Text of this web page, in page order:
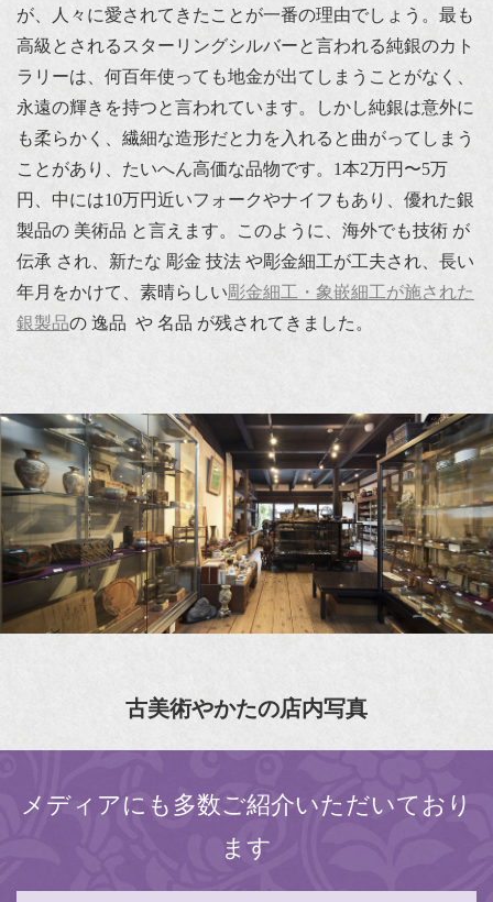
が、人々に愛されてきたことが一番の理由でしょう。最も
高級とされるスターリングシルバーと言われる純銀のカト
ラリーは、何百年使っても地金が出てしまうことがなく、
永遠の輝きを持つと言われています。しかし純銀は意外に
も柔らかく、繊細な造形だと力を入れると曲がってしまう
ことがあり、たいへん高価な品物です。1本2万円〜5万
円、中には10万円近いフォークやナイフもあり、優れた銀
製品の 美術品 と言えます。このように、海外でも技術 が
伝承 され、新たな 彫金 技法 や彫金細工が工夫され、長い
年月をかけて、素晴らしい彫金細工・象嵌細工が施された
銀製品の 逸品 や 名品 が残されてきました。
古美術やかたの店内写真
メディアにも多数ご紹介いただいており
ます